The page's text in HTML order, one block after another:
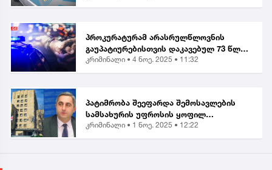
პროკურატურამ არასრულწლოვნის
გაუპატიურებისთვის დაკავებულ 73 წლის
მამაკაცს ბრალი წარუდგინა...
კრიმინალი • 4 ნოე. 2025 • 11:32
პატიმრობა შეეფარდა შემოსავლების
სამსახურის უფროსის ყოფილ
მოადგილეს - ვლადიმერ ხუნდაძეს...
კრიმინალი • 1 ნოე. 2025 • 12:22